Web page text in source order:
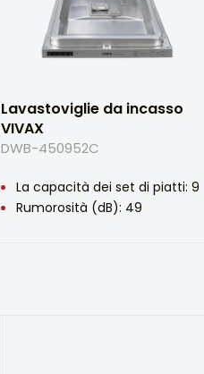
Lavastoviglie da incasso
VIVAX
DWB-450952C
La capacità dei set di piatti: 9
Rumorosità (dB): 49